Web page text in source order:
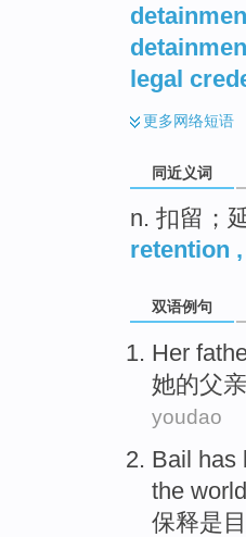
legal
更多网络短语
同近义词
n. 扣留；
retention ,
双语例句
Her
她的父亲
youdao
Bail has
the world
保释是